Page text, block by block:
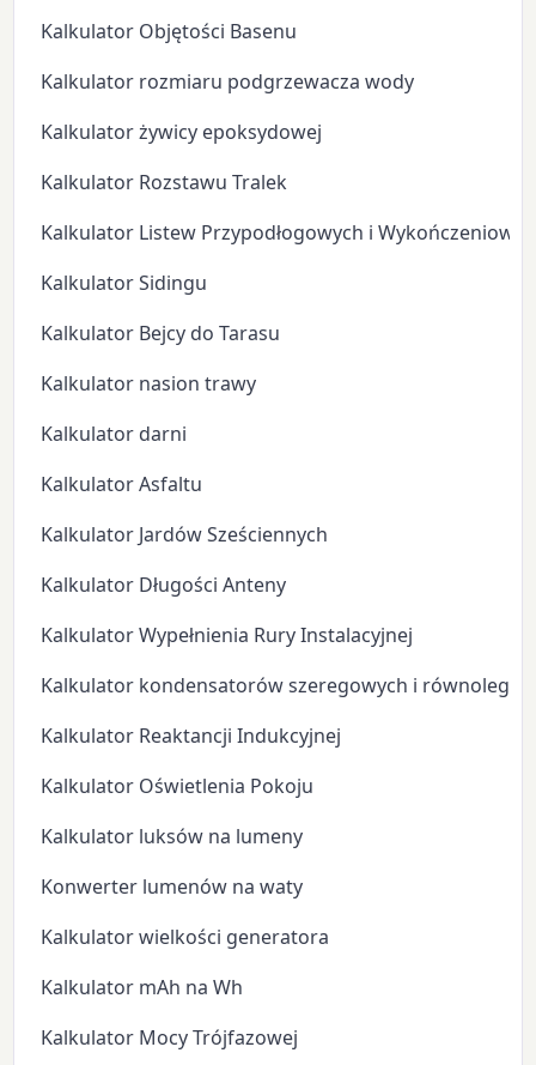
Kalkulator Objętości Basenu
Kalkulator rozmiaru podgrzewacza wody
Kalkulator żywicy epoksydowej
Kalkulator Rozstawu Tralek
Kalkulator Listew Przypodłogowych i
Kalkulator Sidingu
Kalkulator Bejcy do Tarasu
Kalkulator nasion trawy
Kalkulator darni
Kalkulator Asfaltu
Kalkulator Jardów Sześciennych
Kalkulator Długości Anteny
Kalkulator Wypełnienia Rury Instalacyjnej
Kalkulator kondensatorów szeregowych i
Kalkulator Reaktancji Indukcyjnej
Kalkulator Oświetlenia Pokoju
Kalkulator luksów na lumeny
Konwerter lumenów na waty
Kalkulator wielkości generatora
Kalkulator mAh na Wh
Kalkulator Mocy Trójfazowej